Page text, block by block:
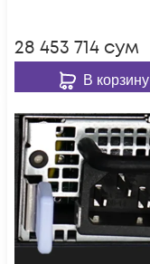
28 453 714 сум
В корзину